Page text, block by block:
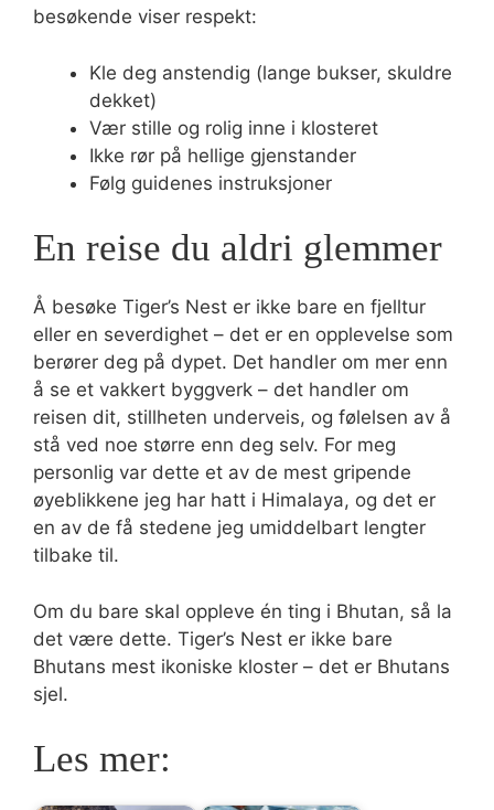
besøkende viser respekt:
Kle deg anstendig (lange bukser, skuldre
dekket)
Vær stille og rolig inne i klosteret
Ikke rør på hellige gjenstander
Følg guidenes instruksjoner
En reise du aldri glemmer
Å besøke Tiger’s Nest er ikke bare en fjelltur
eller en severdighet – det er en opplevelse som
berører deg på dypet. Det handler om mer enn
å se et vakkert byggverk – det handler om
reisen dit, stillheten underveis, og følelsen av å
stå ved noe større enn deg selv. For meg
personlig var dette et av de mest gripende
øyeblikkene jeg har hatt i Himalaya, og det er
en av de få stedene jeg umiddelbart lengter
tilbake til.
Om du bare skal oppleve én ting i Bhutan, så la
det være dette. Tiger’s Nest er ikke bare
Bhutans mest ikoniske kloster – det er Bhutans
sjel.
Les mer: